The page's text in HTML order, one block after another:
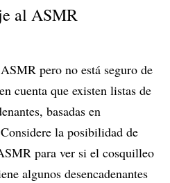
al ASMR
pero no está seguro de
cuenta que existen listas de
basadas en
la posibilidad de
para ver si el cosquilleo
algunos desencadenantes